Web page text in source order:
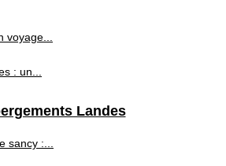
voyage...
: un...
Landes
sancy :...